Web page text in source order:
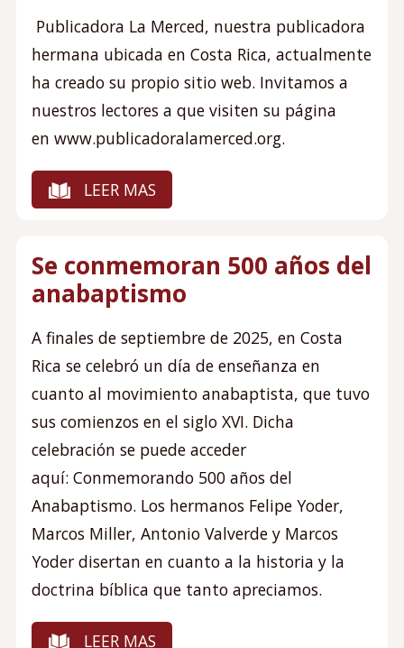
Publicadora La Merced, nuestra publicadora
hermana ubicada en Costa Rica, actualmente
ha creado su propio sitio web. Invitamos a
nuestros lectores a que visiten su página
en www.publicadoralamerced.org.
LEER MAS
Se conmemoran 500 años del
anabaptismo
A finales de septiembre de 2025, en Costa
Rica se celebró un día de enseñanza en
cuanto al movimiento anabaptista, que tuvo
sus comienzos en el siglo XVI. Dicha
celebración se puede acceder
aquí: Conmemorando 500 años del
Anabaptismo. Los hermanos Felipe Yoder,
Marcos Miller, Antonio Valverde y Marcos
Yoder disertan en cuanto a la historia y la
doctrina bíblica que tanto apreciamos.
LEER MAS